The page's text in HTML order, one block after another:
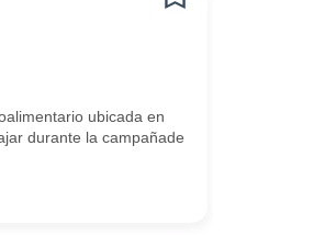
ubicada en
durante la campañade